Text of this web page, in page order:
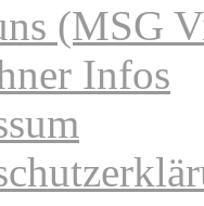
(MSG
Infos